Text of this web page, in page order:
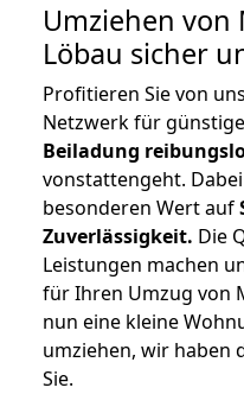
Umziehen von
Löbau sicher
Profitieren Sie von
Netzwerk für
Beiladung
vonstattengeht.
besonderen Wert auf
Zuverlässigkeit. Die
Leistungen machen
für Ihren Umzug von
nun eine kleine
umziehen, wir haben
Sie.